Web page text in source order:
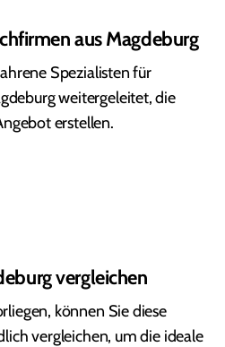
aus Magdeburg
Spezialisten für
weitergeleitet, die
erstellen.
vergleichen
können Sie diese
vergleichen, um die ideale